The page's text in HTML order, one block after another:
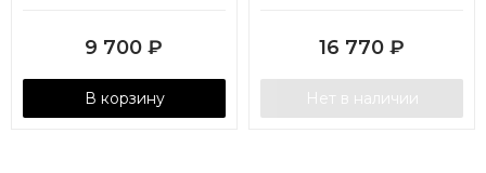
9 700 ₽
В корзину
16 770 ₽
Нет в наличии